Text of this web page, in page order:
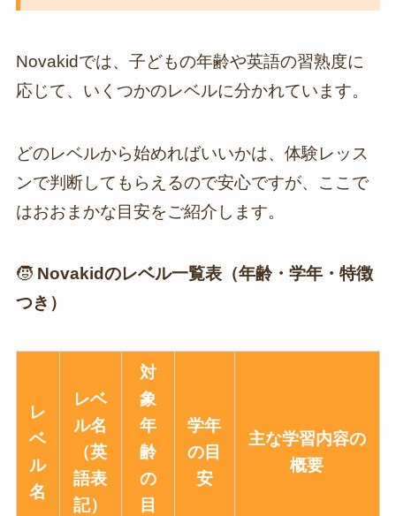
Novakidでは、子どもの年齢や英語の習熟度に
応じて、いくつかのレベルに分かれています。
どのレベルから始めればいいかは、体験レッス
ンで判断してもらえるので安心ですが、ここで
はおおまかな目安をご紹介します。
🧒Novakidのレベル一覧表（年齢・学年・特徴
つき）
レ
ベ
ル
名
レベ
ル名
（英
語表
記）
対
象
年
齢
の
目
学年
の目
安
主な学習内容の
概要